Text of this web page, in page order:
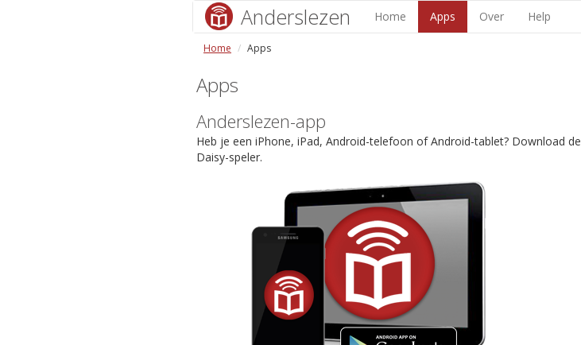
Anderslezen Home Apps Over Help
Home Apps
Apps
Anderslezen-app
Heb je een iPhone, iPad, Android-telefoon of Android-tablet? Download de
Daisy-speler.